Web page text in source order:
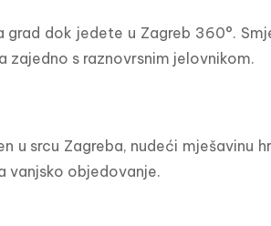
grad dok jedete u Zagreb 360°.
zajedno s raznovrsnim jelovnikom.
u srcu Zagreba, nudeći mješavinu
vanjsko objedovanje.